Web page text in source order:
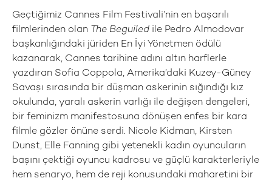
Geçtiğimiz Cannes Film Festivali’nin en başarılı
filmlerinden olan The Beguiled ile Pedro Almodovar
başkanlığındaki jüriden En İyi Yönetmen ödülü
kazanarak, Cannes tarihine adını altın harflerle
yazdıran Sofia Coppola, Amerika’daki Kuzey-Güney
Savaşı sırasında bir düşman askerinin sığındığı kız
okulunda, yaralı askerin varlığı ile değişen dengeleri,
bir feminizm manifestosuna dönüşen enfes bir kara
filmle gözler önüne serdi. Nicole Kidman, Kirsten
Dunst, Elle Fanning gibi yetenekli kadın oyuncuların
başını çektiği oyuncu kadrosu ve güçlü karakterleriyle
hem senaryo, hem de reji konusundaki maharetini bir